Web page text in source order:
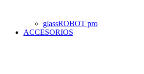
glassROBOT pro
ACCESORIOS